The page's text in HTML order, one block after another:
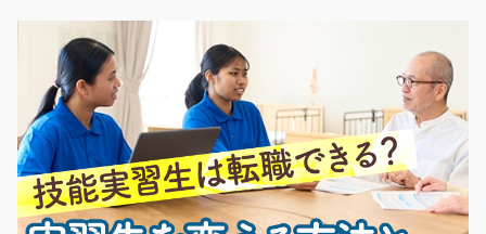
長期（3ヶ月以上）
時給1200円
神奈川県川崎市中原区
気になる
アルミ製品の金型取り外し作業/y04_00368